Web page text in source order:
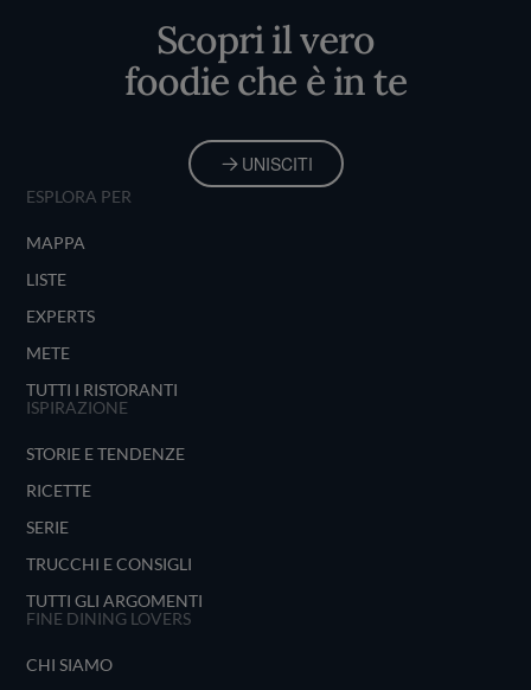
Scopri il vero
foodie che è in te
UNISCITI
ESPLORA PER
MAPPA
LISTE
EXPERTS
METE
TUTTI I RISTORANTI
ISPIRAZIONE
STORIE E TENDENZE
RICETTE
SERIE
TRUCCHI E CONSIGLI
TUTTI GLI ARGOMENTI
FINE DINING LOVERS
CHI SIAMO